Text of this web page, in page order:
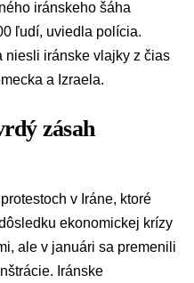
iránskeho šáha
ľudí, uviedla polícia.
niesli iránske vlajky z čias
a Izraela.
zásah
v Iráne, ktoré
ekonomickej krízy
ale v januári sa premenili
Iránske